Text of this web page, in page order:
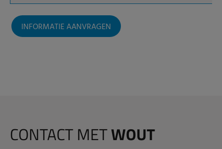
INFORMATIE AANVRAGEN
CONTACT METWOUT